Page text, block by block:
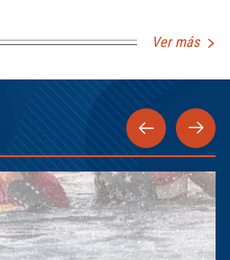
Ver más